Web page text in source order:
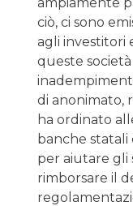
ciò, ci sono
agli investitori
queste
di anonimato,
ha ordinato
banche
per aiutare gli
rimborsare il